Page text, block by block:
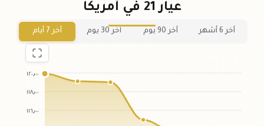
عيار 21 في أمريكا
آخر 6 أشهر آخر 90 يوم آخر 30 يوم آخر 7 أيام
١٢٠٫٠٠
١١٨٫٠٠
١١٦٫٠٠